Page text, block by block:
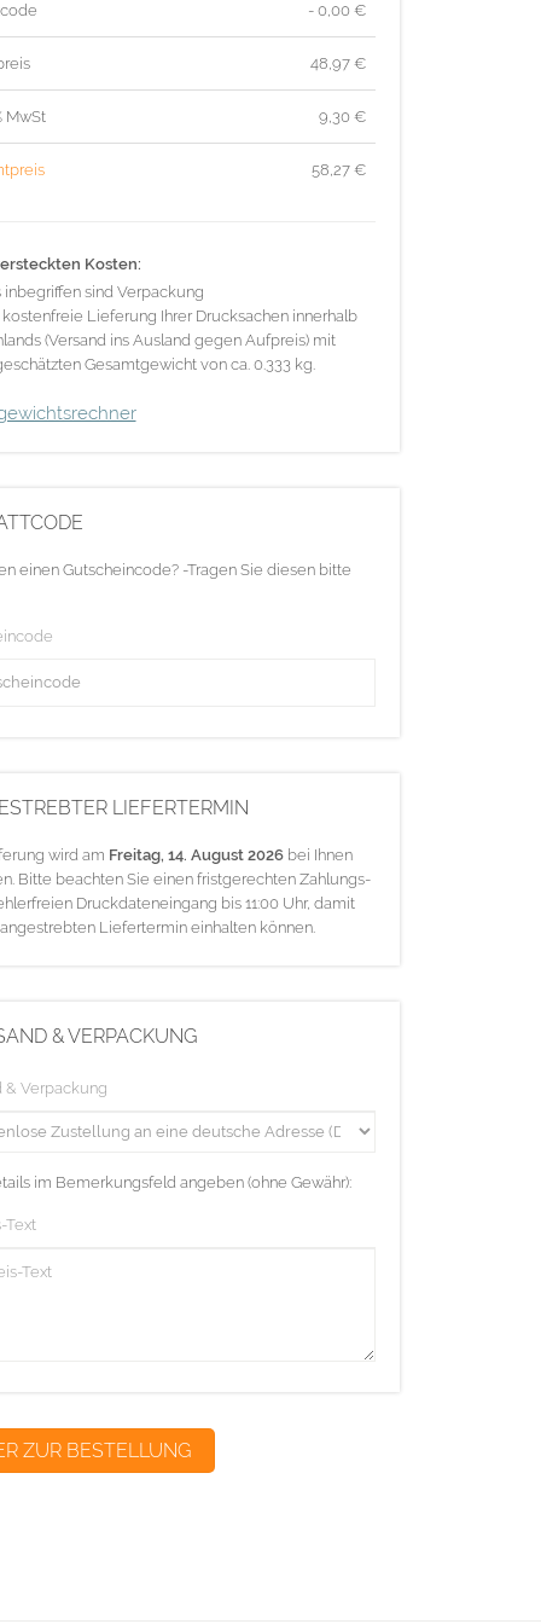
- 0,00 €
48,97 €
MwSt 9,30 €
58,27 €
Kosten:
inbegriffen sind Verpackung
Lieferung Ihrer Drucksachen innerhalb
(Versand ins Ausland gegen Aufpreis) mit
Gesamtgewicht von ca. 0.333 kg.
einen Gutscheincode? -Tragen Sie diesen bitte
LIEFERTERMIN
wird am Freitag, 14. August 2026bei Ihnen
Bitte beachten Sie einen fristgerechten Zahlungs-
Druckdateneingang bis 11:00 Uhr, damit
Liefertermin einhalten können.
& VERPACKUNG
& Verpackung
im Bemerkungsfeld angeben (ohne Gewähr):
Text